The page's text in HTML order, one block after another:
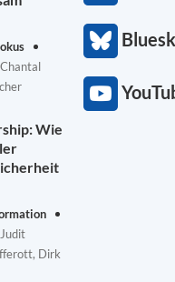
Chantal
Wie
Judit
Dirk